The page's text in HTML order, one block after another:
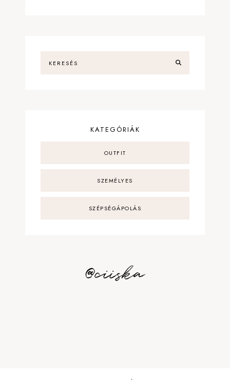
KATEGÓRIÁK
OUTFIT
SZEMÉLYES
SZÉPSÉGÁPOLÁS
@ciiska